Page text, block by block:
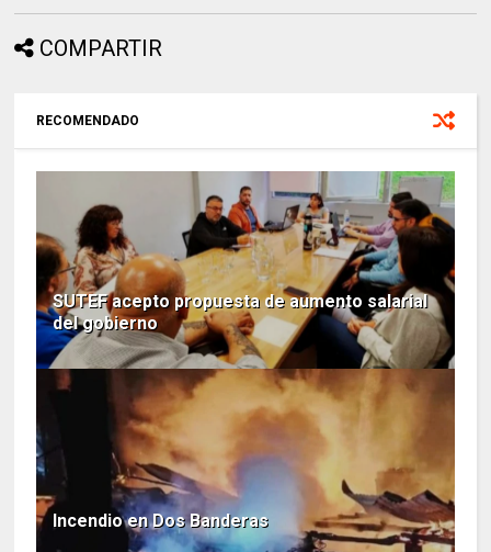
COMPARTIR
RECOMENDADO
SUTEF acepto propuesta de aumento salarial
del gobierno
Incendio en Dos Banderas